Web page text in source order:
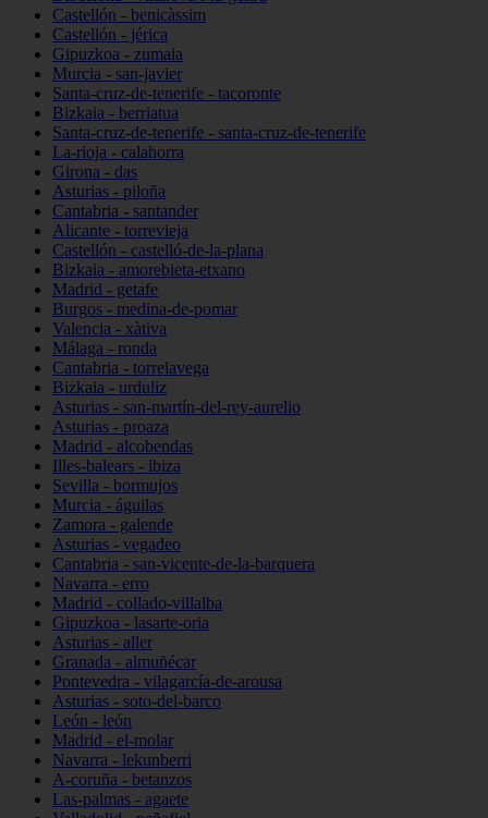
Castellón - benicàssim
Castellón - jérica
Gipuzkoa - zumaia
Murcia - san-javier
Santa-cruz-de-tenerife - tacoronte
Bizkaia - berriatua
Santa-cruz-de-tenerife - santa-cruz-de-tenerife
La-rioja - calahorra
Girona - das
Asturias - piloña
Cantabria - santander
Alicante - torrevieja
Castellón - castelló-de-la-plana
Bizkaia - amorebieta-etxano
Madrid - getafe
Burgos - medina-de-pomar
Valencia - xàtiva
Málaga - ronda
Cantabria - torrelavega
Bizkaia - urduliz
Asturias - san-martín-del-rey-aurelio
Asturias - proaza
Madrid - alcobendas
Illes-balears - ibiza
Sevilla - bormujos
Murcia - águilas
Zamora - galende
Asturias - vegadeo
Cantabria - san-vicente-de-la-barquera
Navarra - erro
Madrid - collado-villalba
Gipuzkoa - lasarte-oria
Asturias - aller
Granada - almuñécar
Pontevedra - vilagarcía-de-arousa
Asturias - soto-del-barco
León - león
Madrid - el-molar
Navarra - lekunberri
A-coruña - betanzos
Las-palmas - agaete